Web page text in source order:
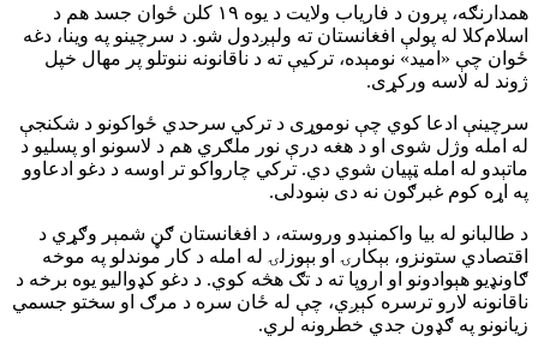
همدارنګه، پرون د فاریاب ولایت د یوه ۱۹ کلن ځوان جسد هم د
اسلام‌کلا له پولې افغانستان ته ولېږدول شو. د سرچینو په وینا، دغه
ځوان چې «امید» نومېده، ترکیې ته د ناقانونه ننوتلو پر مهال خپل
ژوند له لاسه ورکړی.
سرچینې ادعا کوي چې نوموړی د ترکي سرحدي ځواکونو د شکنجې
له امله وژل شوی او د هغه درې نور ملګري هم د لاسونو او پسلیو د
ماتېدو له امله ټپیان شوي دي. ترکي چارواکو تر اوسه د دغو ادعاوو
په اړه کوم غبرګون نه دی ښودلی.
د طالبانو له بیا واکمنېدو وروسته، د افغانستان ګڼ شمېر وګړي د
اقتصادي ستونزو، بېکارۍ او بېوزلۍ له امله د کار موندلو په موخه
ګاونډیو هېوادونو او اروپا ته د تګ هڅه کوي. د دغو کډوالیو یوه برخه د
ناقانونه لارو ترسره کېږي، چې له ځان سره د مرګ او سختو جسمي
زیانونو په ګډون جدي خطرونه لري.